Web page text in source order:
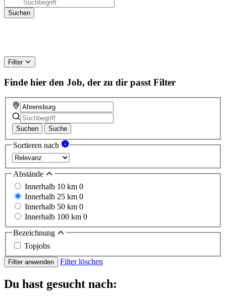
Filter
Finde hier den Job, der zu dir passt Filter
Suchen Suche
Sortieren nach
Abstände
Innerhalb 10 km 0
Innerhalb 25 km 0
Innerhalb 50 km 0
Innerhalb 100 km 0
Bezeichnung
Topjobs
Filter anwenden Filter löschen
Du hast gesucht nach: